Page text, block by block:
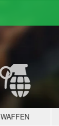
WAFFEN